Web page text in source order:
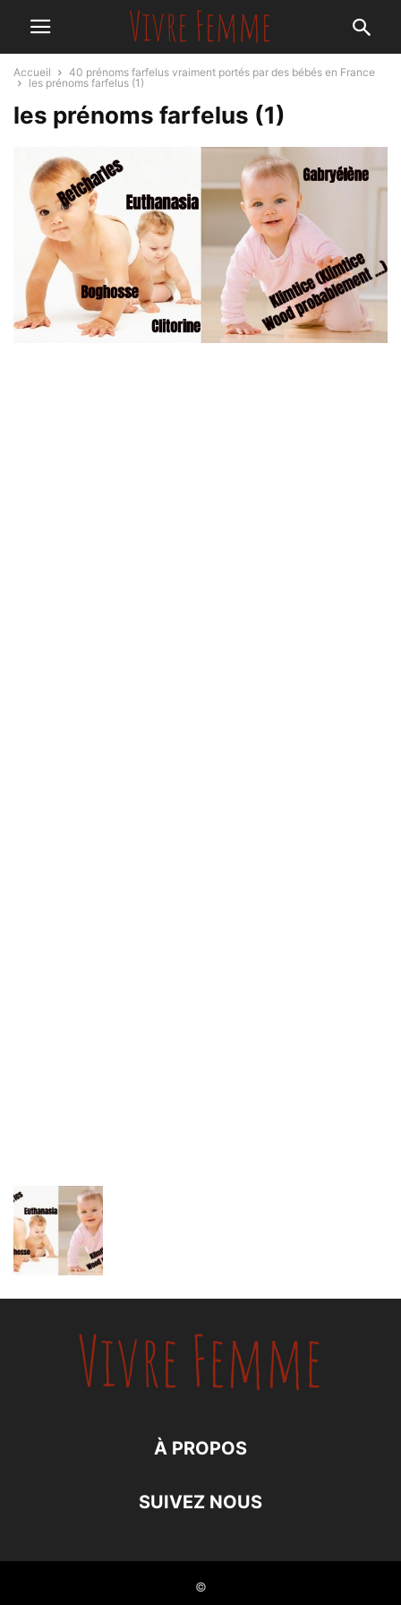
Accueil
40 prénoms farfelus vraiment portés par des bébés en France
les prénoms farfelus (1)
les prénoms farfelus (1)
À PROPOS
SUIVEZ NOUS
©